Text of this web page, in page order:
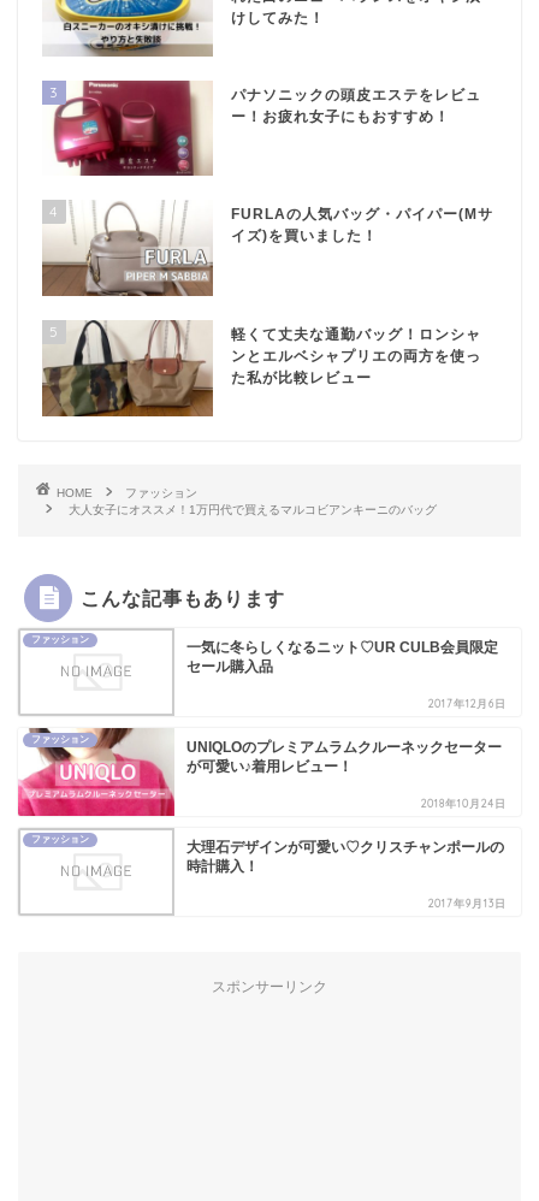
けしてみた！
3
パナソニックの頭皮エステをレビュ
ー！お疲れ女子にもおすすめ！
4
FURLAの人気バッグ・パイパー(Mサ
イズ)を買いました！
5
軽くて丈夫な通勤バッグ！ロンシャ
ンとエルベシャプリエの両方を使っ
た私が比較レビュー
HOME
ファッション
大人女子にオススメ！1万円代で買えるマルコビアンキーニのバッグ
こんな記事もあります
ファッション
一気に冬らしくなるニット♡UR CULB会員限定
セール購入品
2017年12月6日
ファッション
UNIQLOのプレミアムラムクルーネックセーター
が可愛い♪着用レビュー！
2018年10月24日
ファッション
大理石デザインが可愛い♡クリスチャンポールの
時計購入！
2017年9月13日
スポンサーリンク